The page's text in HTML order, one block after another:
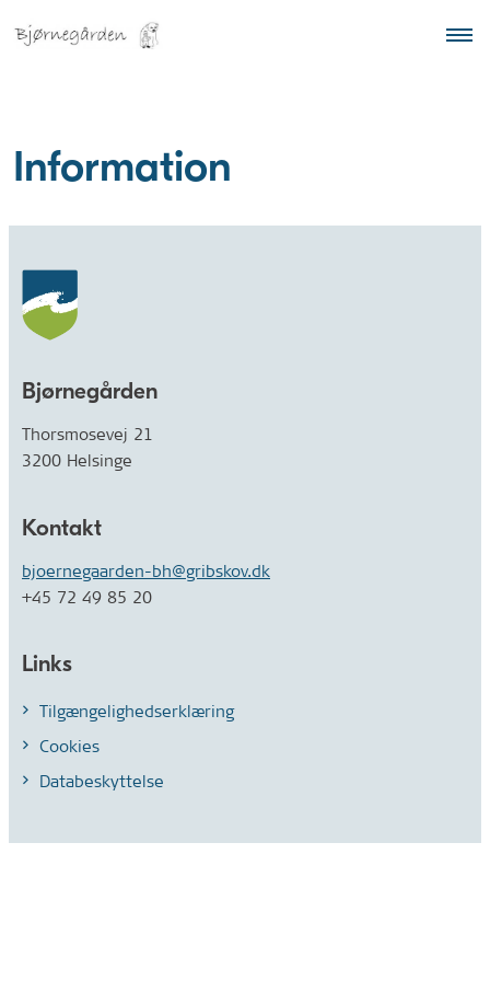
Information
Bjørnegården
Thorsmosevej 21
3200 Helsinge
Kontakt
bjoernegaarden-bh@gribskov.dk
+45 72 49 85 20
Links
Tilgængelighedserklæring
Cookies
Databeskyttelse